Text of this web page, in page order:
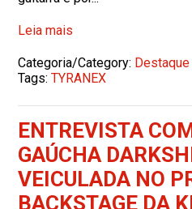
Leia mais
Categoria/Category: Destaque
Tags:TYRANEX
ENTREVISTA
GAÚCHA
VEICULADA NO
BACKSTAGE DA